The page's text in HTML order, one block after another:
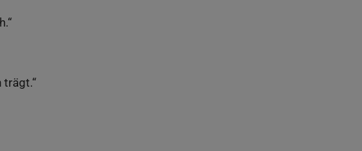
trägt.“